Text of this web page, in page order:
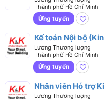
hợp
Thành phố Hồ Chí Minh
Ứng tuyển
Kế toán Nội bộ
Nghiệm từ 1 năm)
Lương Thương lượng
Thành phố Hồ Chí Minh
Ứng tuyển
Nhân viên Hỗ trợ
doanh (Sales
Lương Thương lượng